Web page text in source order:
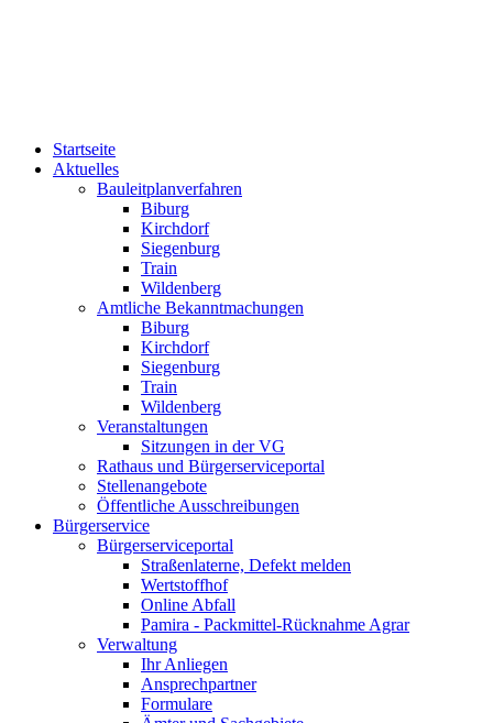
Startseite
Aktuelles
Bauleitplanverfahren
Biburg
Kirchdorf
Siegenburg
Train
Wildenberg
Amtliche Bekanntmachungen
Biburg
Kirchdorf
Siegenburg
Train
Wildenberg
Veranstaltungen
Sitzungen in der VG
Rathaus und Bürgerserviceportal
Stellenangebote
Öffentliche Ausschreibungen
Bürgerservice
Bürgerserviceportal
Straßenlaterne, Defekt melden
Wertstoffhof
Online Abfall
Pamira - Packmittel-Rücknahme Agrar
Verwaltung
Ihr Anliegen
Ansprechpartner
Formulare